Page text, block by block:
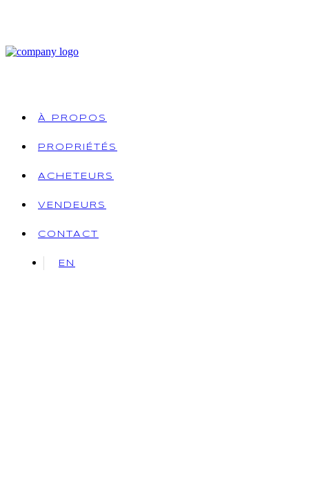
À PROPOS
PROPRIÉTÉS
ACHETEURS
VENDEURS
CONTACT
EN